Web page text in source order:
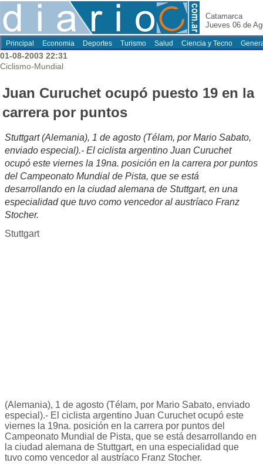
Catamarca
Jueves 06 de
Principal Economia Deportes Turismo Salud Ciencia y Tecno
01-08-2003 22:31
Ciclismo-Mundial
Juan Curuchet ocupó puesto 19 en la
carrera por puntos
Stuttgart (Alemania), 1 de agosto (Télam, por Mario Sabato,
enviado especial).- El ciclista argentino Juan Curuchet
ocupó este viernes la 19na. posición en la carrera por puntos
del Campeonato Mundial de Pista, que se está
desarrollando en la ciudad alemana de Stuttgart, en una
especialidad que tuvo como vencedor al austríaco Franz
Stocher.
Stuttgart
(Alemania), 1 de agosto (Télam, por Mario Sabato, enviado
especial).- El ciclista argentino Juan Curuchet ocupó este
viernes la 19na. posición en la carrera por puntos del
Campeonato Mundial de Pista, que se está desarrollando en
la ciudad alemana de Stuttgart, en una especialidad que
tuvo como vencedor al austríaco Franz Stocher.